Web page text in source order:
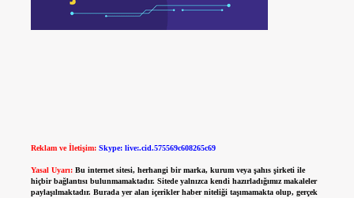
Reklam ve İletişim: Skype: live:.cid.575569c608265c69
Yasal Uyarı: Bu internet sitesi, herhangi bir marka, kurum veya şahıs şirketi ile
hiçbir bağlantısı bulunmamaktadır. Sitede yalnızca kendi hazırladığımız makaleler
paylaşılmaktadır. Burada yer alan içerikler haber niteliği taşımamakta olup, gerçek